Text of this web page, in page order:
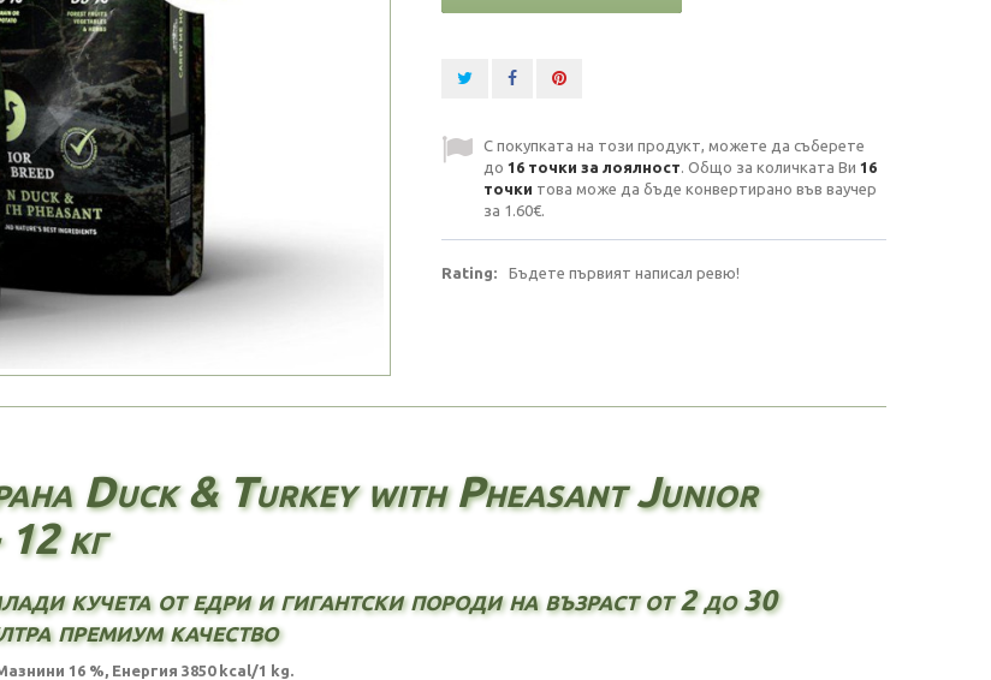
С покупката на този продукт, можете да съберете
до 16 точки за лоялност. Общо за количката Ви 16
точки това може да бъде конвертирано във ваучер
за 1.60€.
Rating: Бъдете първият написал ревю!
Duck & Turkey with Pheasant Junior
кг
кучета от едри и гигантски породи на възраст от 2 до 30
премиум качество
16 %, Енергия 3850 kcal/1 kg.